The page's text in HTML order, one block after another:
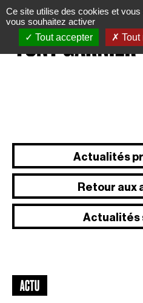
Actualités
Retour aux
Actualités
ACTU
Panneau de gestion
Ce site utilise des cookies et
vous souhaitez activer
Tout accepter
Tout